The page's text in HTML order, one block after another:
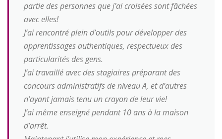
partie des personnes que j’ai croisées sont fâchées
avec elles!
J’ai rencontré plein d’outils pour développer des
apprentissages authentiques, respectueux des
particularités des gens.
J’ai travaillé avec des stagiaires préparant des
concours administratifs de niveau A, et d’autres
n’ayant jamais tenu un crayon de leur vie!
J’ai même enseigné pendant 10 ans à la maison
d’arrêt.